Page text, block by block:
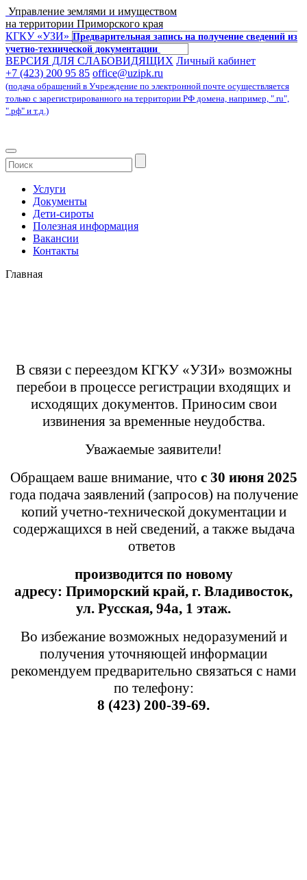
Управление землями и имуществом
на территории Приморского края
КГКУ «УЗИ» Предварительная запись на получение сведений из
учетно-технической документации
ВЕРСИЯ ДЛЯ СЛАБОВИДЯЩИХ Личный кабинет
+7 (423) 200 95 85 office@uzipk.ru
(подача обращений в Учреждение по электронной почте осуществляется
только с зарегистрированного на территории РФ домена, например, ".ru",
".рф" и т.д.)
Услуги
Документы
Дети-сироты
Полезная информация
Вакансии
Контакты
Главная
В связи с переездом КГКУ «УЗИ» возможны
перебои в процессе регистрации входящих и
исходящих документов. Приносим свои
извинения за временные неудобства.
Уважаемые заявители!
Обращаем ваше внимание, что с 30 июня 2025
года подача заявлений (запросов) на получение
копий учетно-технической документации и
содержащихся в ней сведений, а также выдача
ответов
производится по новому
адресу: Приморский край, г. Владивосток,
ул. Русская, 94а, 1 этаж.
Во избежание возможных недоразумений и
получения уточняющей информации
рекомендуем предварительно связаться с нами
по телефону:
8 (423) 200-39-69.